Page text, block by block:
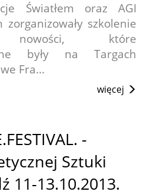
Światłem oraz AGI
zorganizowały szkolenie
nowości, które
były na Targach
Fra...
więcej
-
Sztuki
11-13.10.2013.